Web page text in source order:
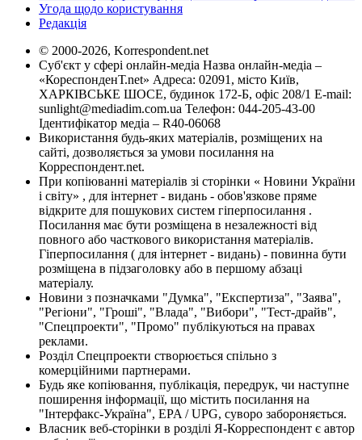
Угода щодо користування
Редакція
© 2000-2026, Korrespondent.net
Суб'єкт у сфері онлайн-медіа Назва онлайн-медіа –
«КореспонденТ.net» Адреса: 02091, місто Київ,
ХАРКІВСЬКЕ ШОСЕ, будинок 172-Б, офіс 208/1 E-mail:
sunlight@mediadim.com.ua Телефон: 044-205-43-00
Ідентифікатор медіа – R40-06068
Використання будь-яких матеріалів, розміщених на
сайті, дозволяється за умови посилання на
Корреспондент.net.
При копіюванні матеріалів зі сторінки « Новини України
і світу» , для інтернет - видань - обов'язкове пряме
відкрите для пошукових систем гіперпосилання .
Посилання має бути розміщена в незалежності від
повного або часткового використання матеріалів.
Гіперпосилання ( для інтернет - видань) - повинна бути
розміщена в підзаголовку або в першому абзаці
матеріалу.
Новини з позначками "Думка", "Експертиза", "Заява",
"Регіони", "Гроші", "Влада", "Вибори", "Тест-драйв",
"Спецпроекти", "Промо" публікуються на правах
реклами.
Розділ Спецпроекти створюється спільно з
комерційними партнерами.
Будь яке копіювання, публікація, передрук, чи наступне
поширення інформації, що містить посилання на
"Інтерфакс-Україна", EPA / UPG, суворо забороняється.
Власник веб-сторінки в розділі Я-Корреспондент є автор